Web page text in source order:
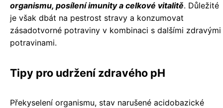
organismu, posílení imunity a celkové vitalitě. Důležité
je však dbát na pestrost stravy a konzumovat
zásadotvorné potraviny v kombinaci s dalšími zdravými
potravinami.
Tipy pro udržení zdravého pH
Překyselení organismu, stav narušené acidobazické